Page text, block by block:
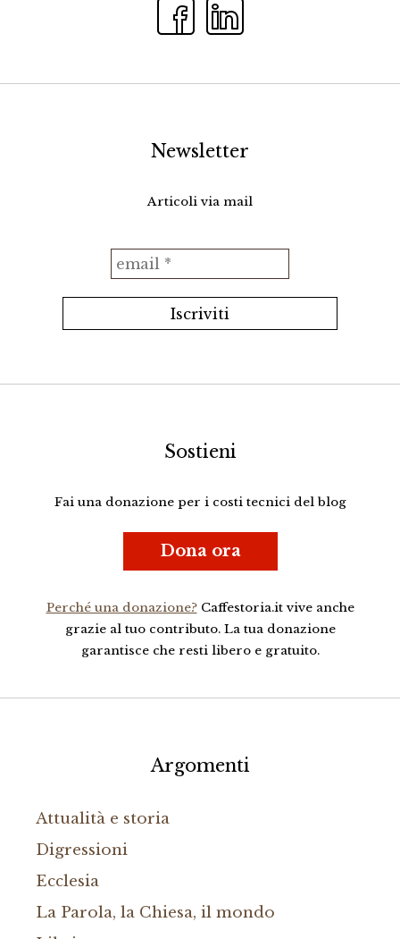
Newsletter
Articoli via mail
Sostieni
Fai una donazione per i costi tecnici del blog
Dona ora
Perché una donazione?Caffestoria.it vive anche
grazie al tuo contributo. La tua donazione
garantisce che resti libero e gratuito.
Argomenti
Attualità e storia
Digressioni
Ecclesia
La Parola, la Chiesa, il mondo